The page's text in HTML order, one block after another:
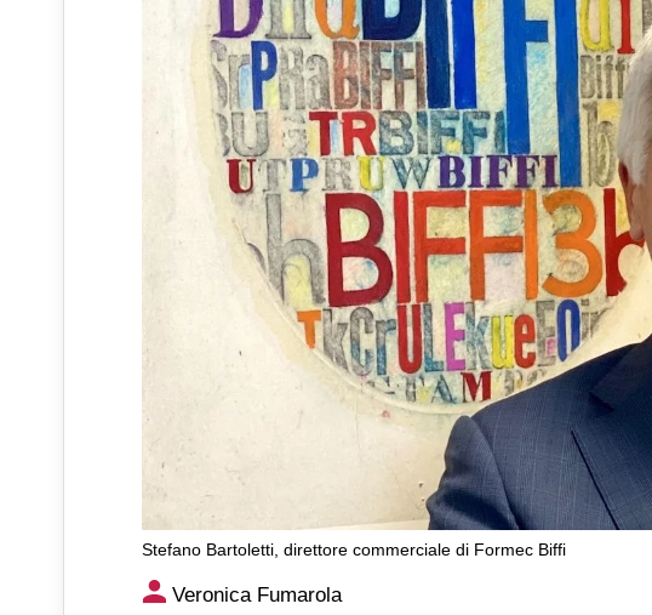
Stefano Bartoletti, direttore commerciale di Formec Biffi
Formec Biffi: investimenti per
Veronica Fumarola